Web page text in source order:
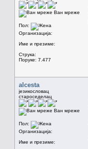
Ван мреже
Пол:
Организација:
Име и презиме:
Струка:
Поруке: 7.477
alcesta
језикословац
староседелац
Ван мреже
Пол:
Организација:
Име и презиме: